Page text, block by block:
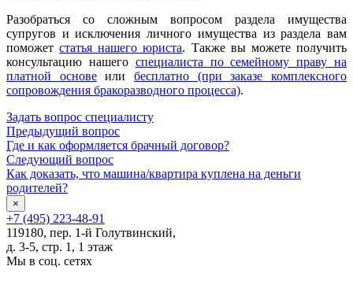
Разобраться со сложным вопросом раздела имущества
супругов и исключения личного имущества из раздела вам
поможетстатья нашего юриста. Также вы можете получить
консультацию нашего специалиста по семейному праву на
платной основеилибесплатно (при заказе комплексного
сопровождения бракоразводного процесса).
Задать вопрос специалисту
Предыдущий вопрос
Где и как оформляется брачный договор?
Следующий вопрос
Как доказать, что машина/квартира куплена на деньги
родителей?
×
+7 (495) 223-48-91
119180, пер. 1-й Голутвинский,
д. 3-5, стр. 1, 1 этаж
Мы в соц. сетях